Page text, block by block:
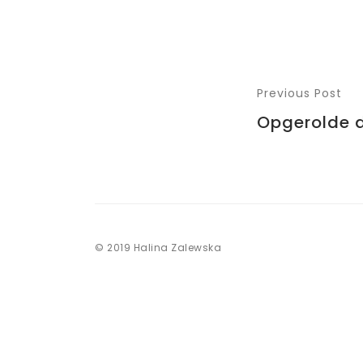
Previous Post
Opgerolde
© 2019 Halina Zalewska